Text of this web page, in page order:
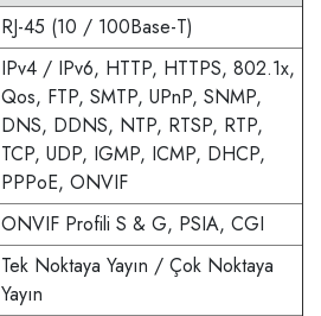
RJ-45 (10 / 100Base-T)
IPv4 / IPv6, HTTP, HTTPS, 802.1x,
Qos, FTP, SMTP, UPnP, SNMP,
DNS, DDNS, NTP, RTSP, RTP,
TCP, UDP, IGMP, ICMP, DHCP,
PPPoE, ONVIF
ONVIF Profili S & G, PSIA, CGI
Tek Noktaya Yayın / Çok Noktaya
Yayın